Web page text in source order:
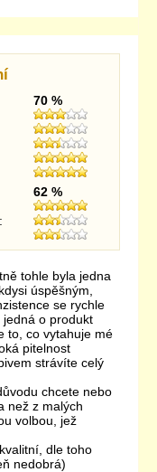
70 %
62 %
tohle byla jedna
úspěšným,
se rychle
o produkt
to, co vytahuje mé
pitelnost
strávíte celý
chcete nebo
než z malých
volbou, jež
dle toho
nedobrá)